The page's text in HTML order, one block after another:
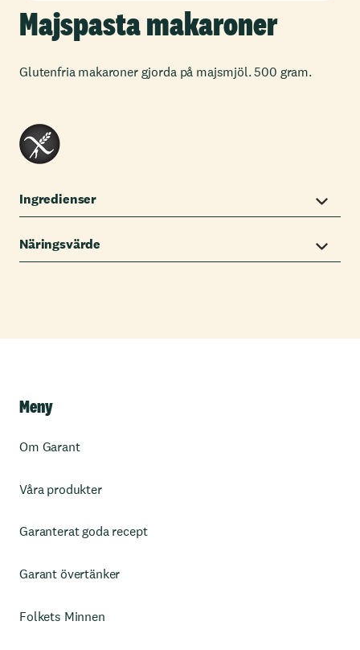
Majspasta makaroner
Glutenfria makaroner gjorda på majsmjöl. 500 gram.
Ingredienser
Näringsvärde
Meny
Om Garant
Våra produkter
Garanterat goda recept
Garant övertänker
Folkets Minnen